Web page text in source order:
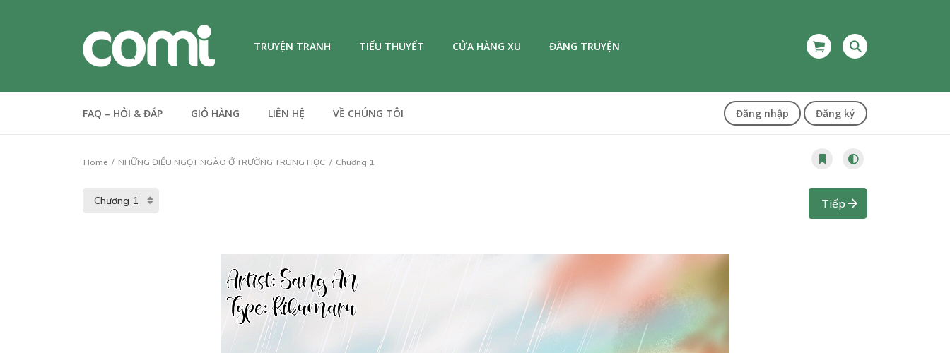
TRUYỆN TRANH TIỂU THUYẾT CỬA HÀNG XU ĐĂNG TRUYỆN
FAQ – HỎI & ĐÁP GIỎ HÀNG LIÊN HỆ VỀ CHÚNG TÔI Đăng nhập Đăng ký
Home NHỮNG ĐIỀU NGỌT NGÀO Ở TRƯỜNG TRUNG HỌC Chương 1
Tiếp